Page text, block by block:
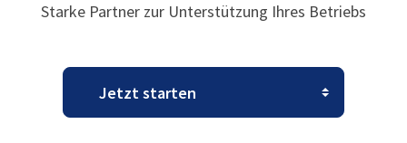
Starke Partner zur Unterstützung Ihres Betriebs